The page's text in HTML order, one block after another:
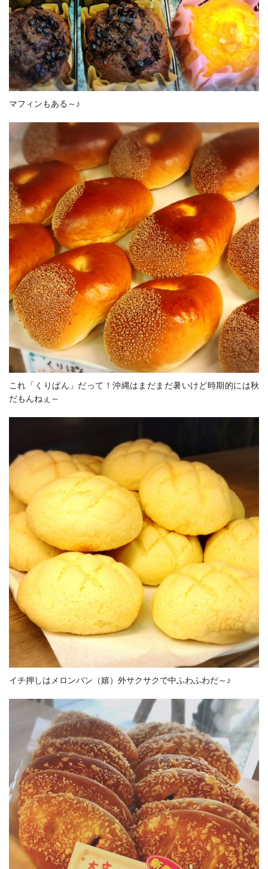
マフィンもある～♪
これ「くりぱん」だって！沖縄はまだまだ暑いけど時期的には秋
だもんねぇ～
イチ押しはメロンパン（嬉）外サクサクで中ふわふわだ～♪